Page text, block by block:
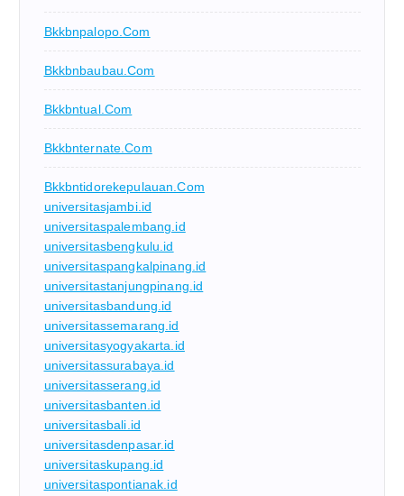
Bkkbnpalopo.com
Bkkbnbaubau.com
Bkkbntual.com
Bkkbnternate.com
Bkkbntidorekepulauan.com
universitasjambi.id
universitaspalembang.id
universitasbengkulu.id
universitaspangkalpinang.id
universitastanjungpinang.id
universitasbandung.id
universitassemarang.id
universitasyogyakarta.id
universitassurabaya.id
universitasserang.id
universitasbanten.id
universitasbali.id
universitasdenpasar.id
universitaskupang.id
universitaspontianak.id